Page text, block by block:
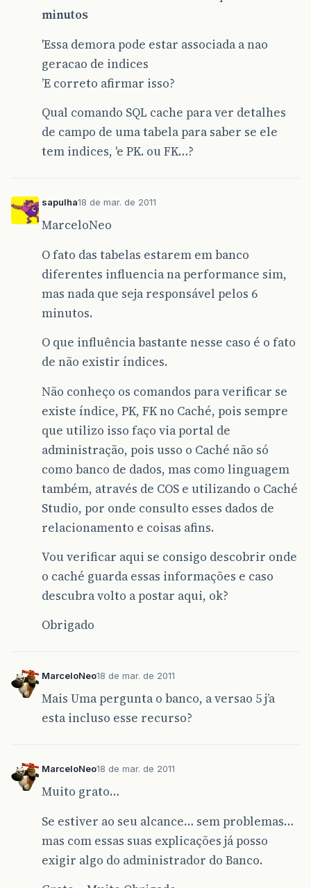
minutos
'Essa demora pode estar associada a nao
geracao de indices
’E correto afirmar isso?
Qual comando SQL cache para ver detalhes
de campo de uma tabela para saber se ele
tem indices, 'e PK. ou FK…?
sapulha18 de mar. de 2011
MarceloNeo
O fato das tabelas estarem em banco
diferentes influencia na performance sim,
mas nada que seja responsável pelos 6
minutos.
O que influência bastante nesse caso é o fato
de não existir índices.
Não conheço os comandos para verificar se
existe índice, PK, FK no Caché, pois sempre
que utilizo isso faço via portal de
administração, pois usso o Caché não só
como banco de dados, mas como linguagem
também, através de COS e utilizando o Caché
Studio, por onde consulto esses dados de
relacionamento e coisas afins.
Vou verificar aqui se consigo descobrir onde
o caché guarda essas informações e caso
descubra volto a postar aqui, ok?
Obrigado
MarceloNeo18 de mar. de 2011
Mais Uma pergunta o banco, a versao 5 j’a
esta incluso esse recurso?
MarceloNeo18 de mar. de 2011
Muito grato…
Se estiver ao seu alcance… sem problemas…
mas com essas suas explicações já posso
exigir algo do administrador do Banco.